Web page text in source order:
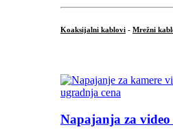
Koaksijalni kablovi - Mrežni
Napajanja za